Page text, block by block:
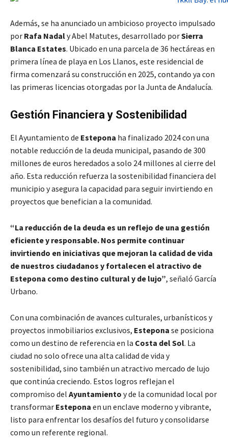
Además, se ha anunciado un ambicioso proyecto impulsado
por Rafa Nadaly Abel Matutes, desarrollado porSierra
Blanca Estates. Ubicado en una parcela de 36 hectáreas en
primera línea de playa en Los Llanos, este residencial de
firma comenzará su construcción en 2025, contando ya con
las primeras licencias otorgadas por la Junta de Andalucía.
Gestión Financiera y Sostenibilidad
El Ayuntamiento de Estepona ha finalizado 2024 con una
notable reducción de la deuda municipal, pasando de 300
millones de euros heredados a solo 24 millones al cierre del
año. Esta reducción refuerza la sostenibilidad financiera del
municipio y asegura la capacidad para seguir invirtiendo en
proyectos que benefician a la comunidad.
“La reducción de la deuda es un reflejo de una gestión
eficiente y responsable. Nos permite continuar
invirtiendo en iniciativas que mejoran la calidad de vida
de nuestros ciudadanos y fortalecen el atractivo de
Estepona como destino cultural y de lujo”, señaló García
Urbano.
Con una combinación de avances culturales, urbanísticos y
proyectos inmobiliarios exclusivos, Estepona se posiciona
como un destino de referencia en la Costa del Sol. La
ciudad no solo ofrece una alta calidad de vida y
sostenibilidad, sino también un atractivo mercado de lujo
que continúa creciendo. Estos logros reflejan el
compromiso del Ayuntamiento y de la comunidad local por
transformar Estepona en un enclave moderno y vibrante,
listo para enfrentar los desafíos del futuro y consolidarse
como un referente regional.